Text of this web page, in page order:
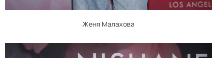
Женя Малахова